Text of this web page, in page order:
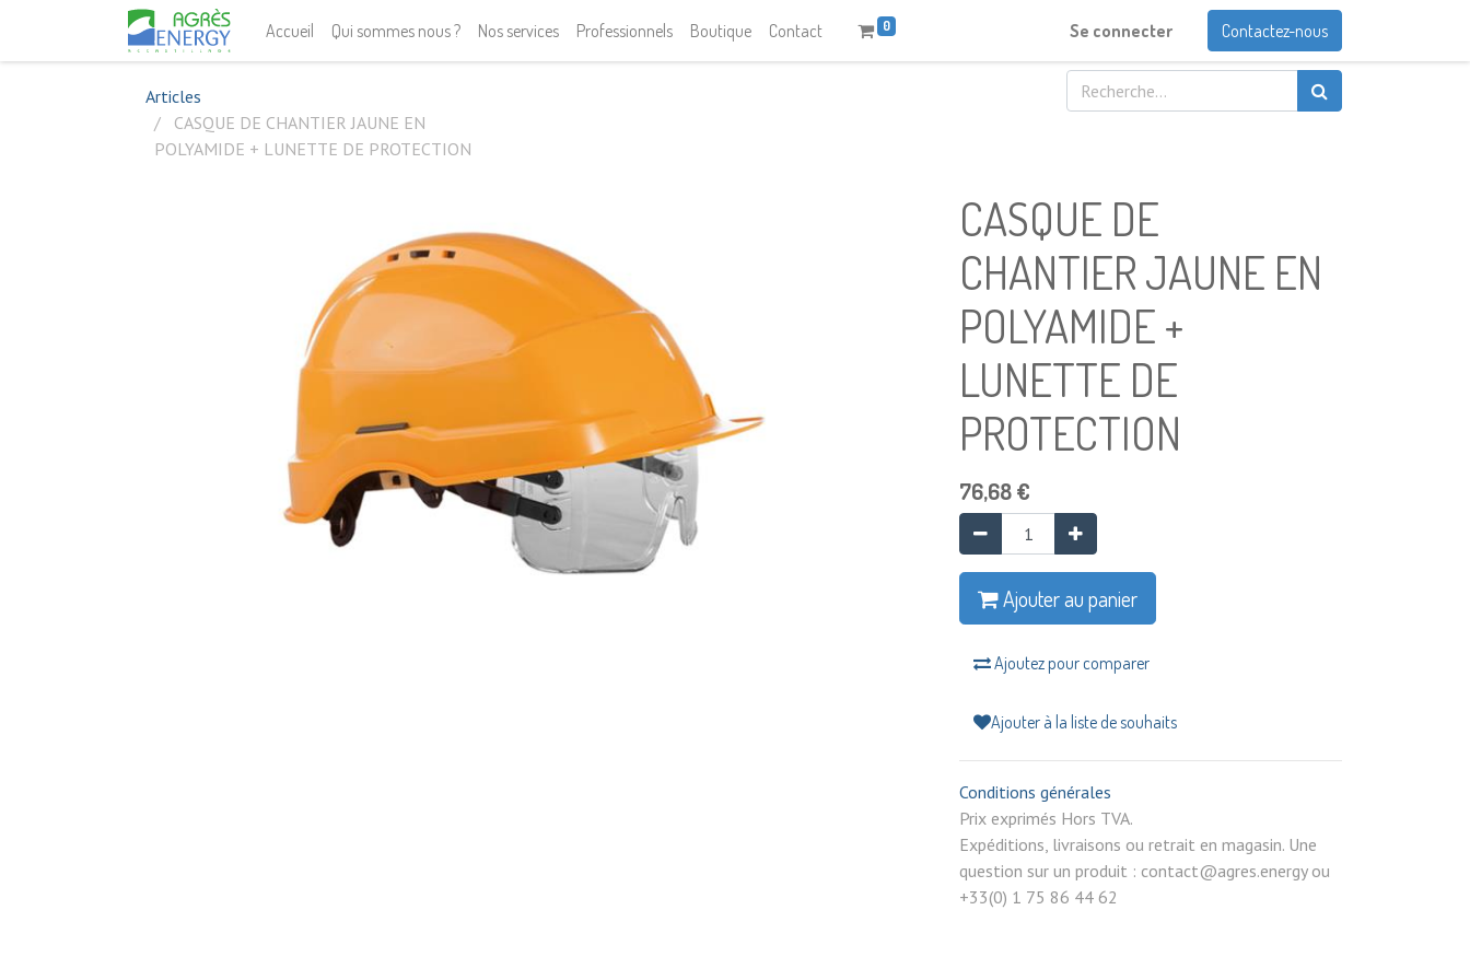
Accueil Qui sommes nous ? Nos services Professionnels Boutique Contact 0 Se connecter Contactez-nous
Articles
CASQUE DE CHANTIER JAUNE EN
POLYAMIDE + LUNETTE DE PROTECTION
CASQUE DE
CHANTIER JAUNE EN
POLYAMIDE +
LUNETTE DE
PROTECTION
76,68€
Ajouter au panier
Ajoutez pour comparer
Ajouter à la liste de souhaits
Conditions générales
Prix exprimés Hors TVA.
Expéditions, livraisons ou retrait en magasin. Une
question sur un produit : contact@agres.energy ou
+33(0) 1 75 86 44 62